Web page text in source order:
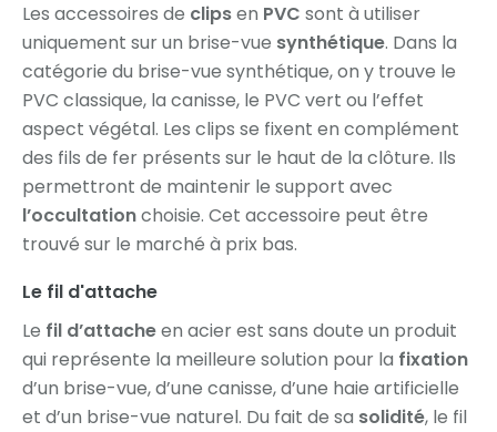
Les accessoires de clipsen PVC sont à utiliser
uniquement sur un brise-vue synthétique. Dans la
catégorie du brise-vue synthétique, on y trouve le
PVC classique, la canisse, le PVC vert ou l’effet
aspect végétal. Les clips se fixent en complément
des fils de fer présents sur le haut de la clôture. Ils
permettront de maintenir le support avec
l’occultationchoisie. Cet accessoire peut être
trouvé sur le marché à prix bas.
Le fil d'attache
Le fil d’attacheen acier est sans doute un produit
qui représente la meilleure solution pour la fixation
d’un brise-vue, d’une canisse, d’une haie artificielle
et d’un brise-vue naturel. Du fait de sa solidité, le fil